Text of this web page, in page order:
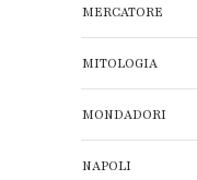
MERCATORE
MITOLOGIA
MONDADORI
NAPOLI